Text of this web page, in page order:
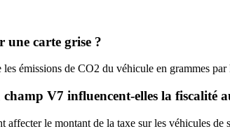
une carte grise ?
émissions de CO2 du véhicule en grammes
V7 influencent-elles la fiscalité
le montant de la taxe sur les véhicules